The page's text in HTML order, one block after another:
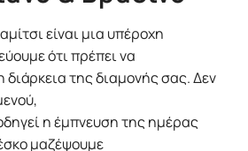
είναι μια υπέροχη
ότι πρέπει να
διάρκεια της διαμονής σας. Δεν
η έμπνευση της ημέρας
μαζέψουμε